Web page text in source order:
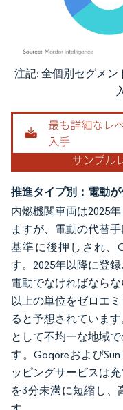
画像 © Mordor Intelligence
注記: 全個別セグメ
推進タイプ別：電動
内燃機関車両は2025
ますが、電動の代替
基準に後押しされ、
す。2025年以降に登
電動でなければなら
以上の単位をゼロエ
ると予想されていま
として不均一な地域
す。Gogoreおよび
ッピングサービスは
を3分未満に短縮し、